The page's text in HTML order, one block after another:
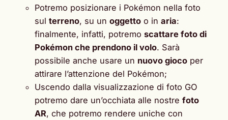
Potremo posizionare i Pokémon nella foto
sul terreno, su un oggetto o in aria:
finalmente, infatti, potremo scattare foto di
Pokémon che prendono il volo. Sarà
possibile anche usare un nuovo gioco per
attirare l’attenzione del Pokémon;
Uscendo dalla visualizzazione di foto GO
potremo dare un’occhiata alle nostre foto
AR, che potremo rendere uniche con